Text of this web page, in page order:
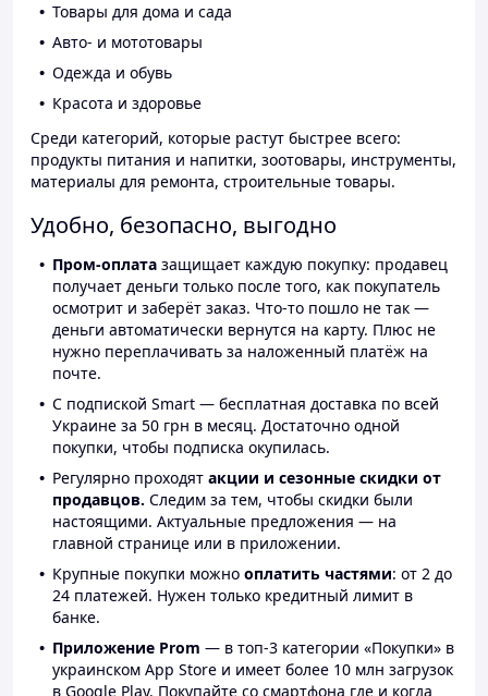
Товары для дома и сада
Авто- и мототовары
Одежда и обувь
Красота и здоровье
Среди категорий, которые растут быстрее всего:
продукты питания и напитки, зоотовары, инструменты,
материалы для ремонта, строительные товары.
Удобно, безопасно, выгодно
Пром-оплата защищает каждую покупку: продавец
получает деньги только после того, как покупатель
осмотрит и заберёт заказ. Что-то пошло не так —
деньги автоматически вернутся на карту. Плюс не
нужно переплачивать за наложенный платёж на
почте.
С подпиской Smart — бесплатная доставка по всей
Украине за 50 грн в месяц. Достаточно одной
покупки, чтобы подписка окупилась.
Регулярно проходят акции и сезонные скидки от
продавцов. Следим за тем, чтобы скидки были
настоящими. Актуальные предложения — на
главной странице или в приложении.
Крупные покупки можно оплатить частями: от 2 до
24 платежей. Нужен только кредитный лимит в
банке.
Приложение Prom — в топ-3 категории «Покупки» в
украинском App Store и имеет более 10 млн загрузок
в Google Play. Покупайте со смартфона где и когда